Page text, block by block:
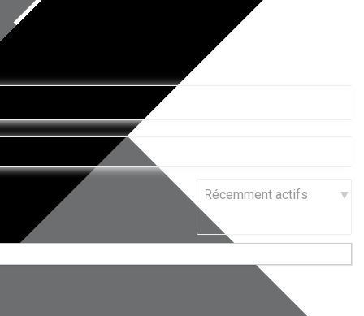
Trier
par: